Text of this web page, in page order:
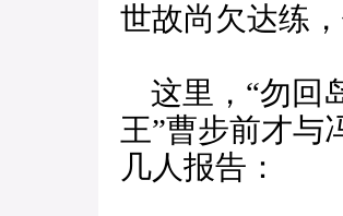
世故尚欠达练
这里，“勿回
王”曹步前才与
几人报告：